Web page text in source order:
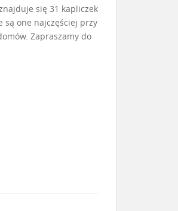
się 31 kapliczek
są one najczęściej przy
Zapraszamy do